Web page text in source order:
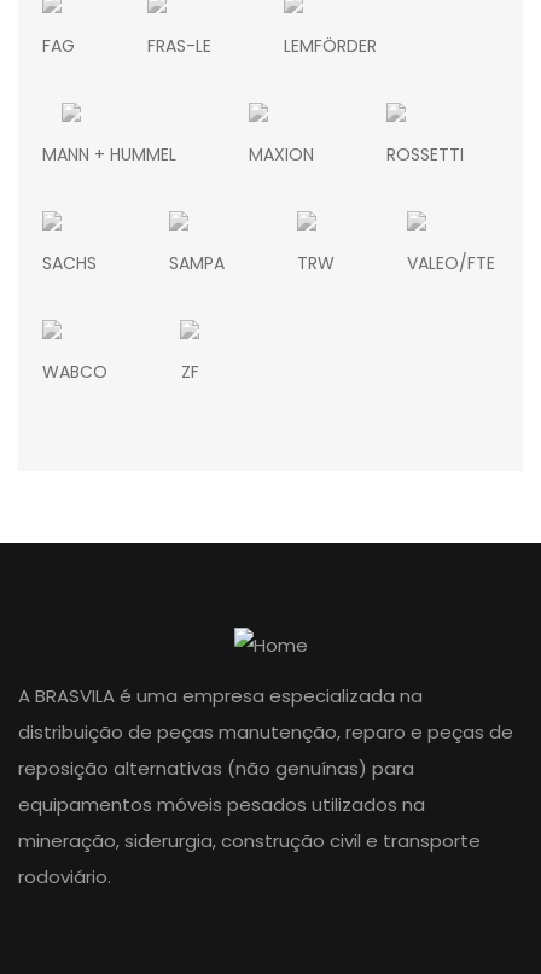
FAG FRAS-LE LEMFÖRDER
MANN + HUMMEL MAXION ROSSETTI
SACHS SAMPA TRW VALEO/FTE
WABCO ZF
A BRASVILA é uma empresa especializada na
distribuição de peças manutenção, reparo e peças de
reposição alternativas (não genuínas) para
equipamentos móveis pesados utilizados na
mineração, siderurgia, construção civil e transporte
rodoviário.